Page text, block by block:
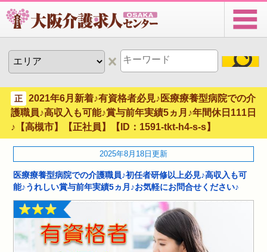
正
2021年6月新着♪有資格者必見♪医療療養型病院での介
護職員♪高収入も可能♪賞与前年実績5ヵ月♪年間休日111日
♪【高槻市】【正社員】【ID：1591-tkt-h4-s-s】
2025年8月18日更新
医療療養型病院での介護職員♪初任者研修以上必見♪高収入も可
能♪うれしい賞与前年実績5ヵ月♪お気軽にお問合せください♪